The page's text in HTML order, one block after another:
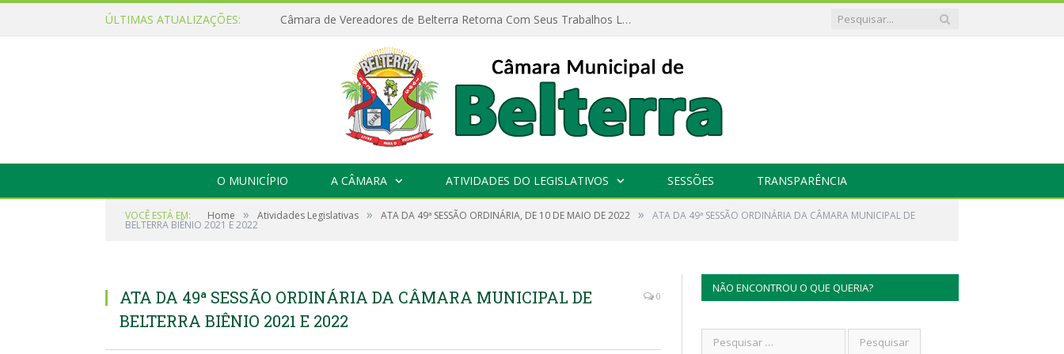
ÚLTIMAS ATUALIZAÇÕES: Câmara de Vereadores de Belterra Retorna Com Seus Trabalhos Legislativos
O MUNICÍPIO A CÂMARA ATIVIDADES DO LEGISLATIVOS SESSÕES TRANSPARÊNCIA
VOCÊ ESTÁ EM: Home » Atividades Legislativas » ATA DA 49ª SESSÃO ORDINÁRIA, DE 10 DE MAIO DE 2022 » ATA DA 49ª SESSÃO ORDINÁRIA DA CÂMARA MUNICIPAL DE
BELTERRA BIÊNIO 2021 E 2022
ATA DA 49ª SESSÃO ORDINÁRIA DA CÂMARA MUNICIPAL DE
BELTERRA BIÊNIO 2021 E 2022
0
NÃO ENCONTROU O QUE QUERIA?